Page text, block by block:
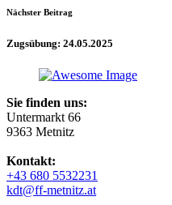
Nächster Beitrag
Zugsübung: 24.05.2025
Sie finden uns:
Untermarkt 66
9363 Metnitz
Kontakt:
+43 680 5532231
kdt@ff-metnitz.at